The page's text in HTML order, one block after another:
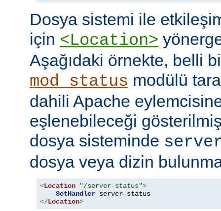
Dosya sistemi ile
için <Location>
Aşağıdaki örnekte, belli
mod_status modülü
dahili Apache
eşlenebileceği
dosya sisteminde
dosya veya dizin
<Location "/server-status">
SetHandler
</Location>